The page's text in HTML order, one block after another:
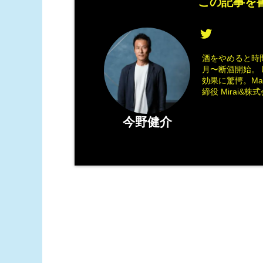
今野健介
酒をやめると時
月〜断酒開始
効果に驚愕。
締役 Mirai&株